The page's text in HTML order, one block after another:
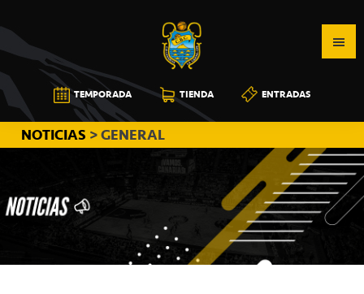
a
la
navegación
principal
al
contenido
principal
a
la
barra
lateral
principal
CB
CANARIAS
TEMPORADA TIENDA ENTRADAS
NOTICIAS > GENERAL